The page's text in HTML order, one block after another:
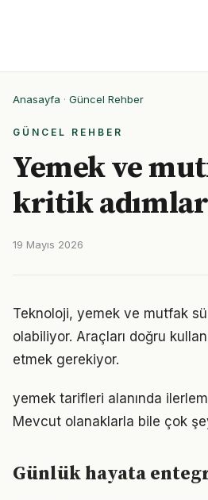
Anasayfa · Güncel Rehber
GÜNCEL REHBER
Yemek ve
kritik adımlar
19 Mayıs 2026
Teknoloji, yemek ve mutfak
olabiliyor. Araçları doğru
etmek gerekiyor.
yemek tarifleri alanında
Mevcut olanaklarla bile çok
Günlük hayata